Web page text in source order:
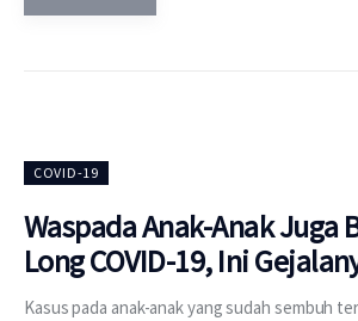
Layanan
COVID-19
Waspada Anak-Anak Juga
Long COVID-19, Ini
Kasus pada anak-anak yang sudah sembuh